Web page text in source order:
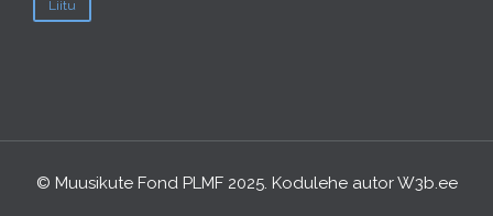
© Muusikute Fond PLMF 2025. Kodulehe autorW3b.ee